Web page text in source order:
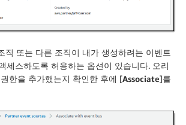
직 또는 다른 조직이 내가 생성하려는 이벤트
세스하도록 허용하는 옵션이 있습니다. 오리
한을 추가했는지 확인한 후에 [Associate]를